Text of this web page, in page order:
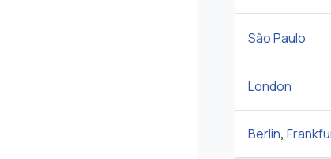
São Paulo
London
Berlin,